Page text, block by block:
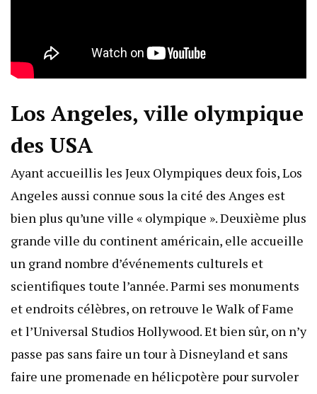
Los Angeles, ville olympique
des USA
Ayant accueillis les Jeux Olympiques deux fois, Los
Angeles aussi connue sous la cité des Anges est
bien plus qu’une ville « olympique ». Deuxième plus
grande ville du continent américain, elle accueille
un grand nombre d’événements culturels et
scientifiques toute l’année. Parmi ses monuments
et endroits célèbres, on retrouve le Walk of Fame
et l’Universal Studios Hollywood. Et bien sûr, on n’y
passe pas sans faire un tour à Disneyland et sans
faire une promenade en hélicpotère pour survoler